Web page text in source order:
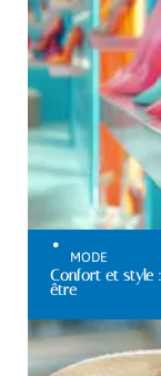
MODE
Confort et style
être